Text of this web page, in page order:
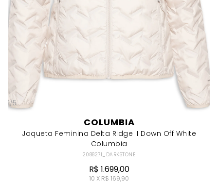
1/5
COLUMBIA
Jaqueta Feminina Delta Ridge II Down Off White
Columbia
2088271_DARKSTONE
R$ 1.699,00
10 X R$ 169,90